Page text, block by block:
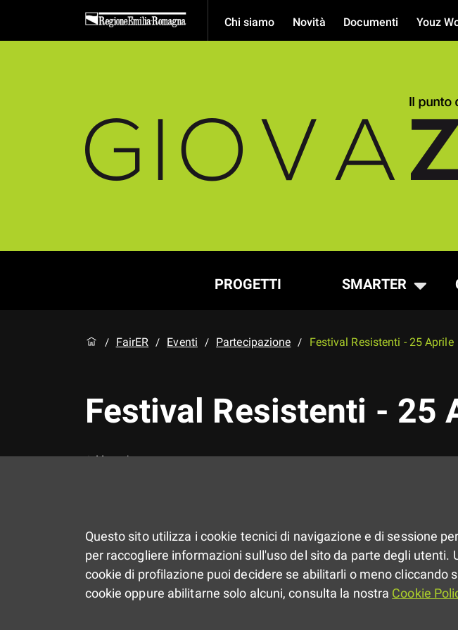
Chi siamo Novità Documenti Youz
PROGETTI SMARTER
/ FairER / Eventi / Partecipazione / Festival Resistenti - 25 Aprile
Festival Resistenti - 25
Memoria
Questo sito utilizza i cookie tecnici di navigazione e di sessione
per raccogliere informazioni sull'uso del sito da parte degli
cookie di profilazione puoi decidere se abilitarli o meno
cookie oppure abilitarne solo alcuni, consulta la nostra Cookie